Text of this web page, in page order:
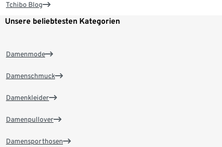
Tchibo Blog
Unsere beliebtesten Kategorien
Damenmode
Damenschmuck
Damenkleider
Damenpullover
Damensporthosen